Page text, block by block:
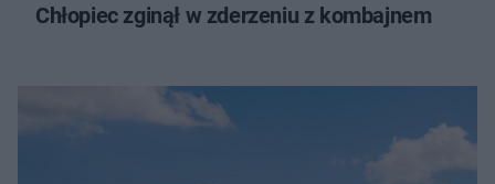
Chłopiec zginął w zderzeniu z kombajnem